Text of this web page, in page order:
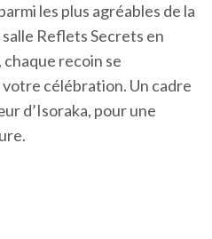
les plus agréables de la
Reflets Secrets en
chaque recoin se
célébration. Un cadre
d’Isoraka, pour une